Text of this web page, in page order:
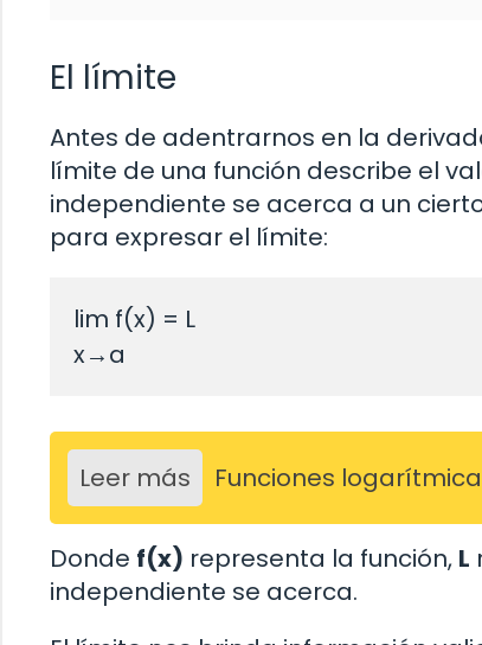
El límite
Antes de adentrarnos en la
límite de una función describe el
independiente se acerca a un
para expresar el límite:
lim f(x) = L
Leer más Funciones
Donde f(x) representa la función, L
independiente se acerca.